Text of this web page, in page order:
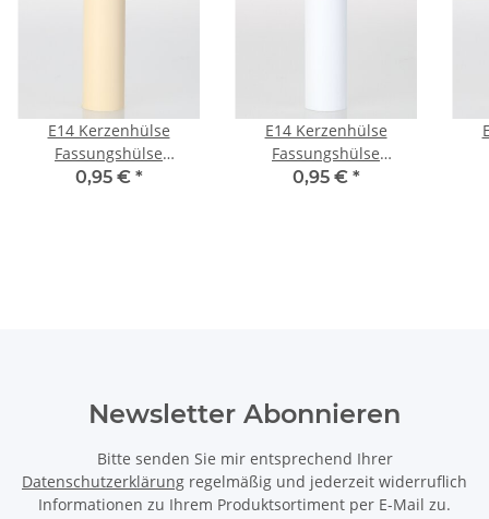
E14 Kerzenhülse
Fassungshülse
Kunststoff Elfenbein
0,95 € *
E14 Kerzenhülse
Fassungshülse
Kunststoff weiß
0,95 € *
Newsletter Abonnieren
Bitte senden Sie mir entsprechend Ihrer
Datenschutzerklärung regelmäßig und jederzeit widerruflich
Informationen zu Ihrem Produktsortiment per E-Mail zu.